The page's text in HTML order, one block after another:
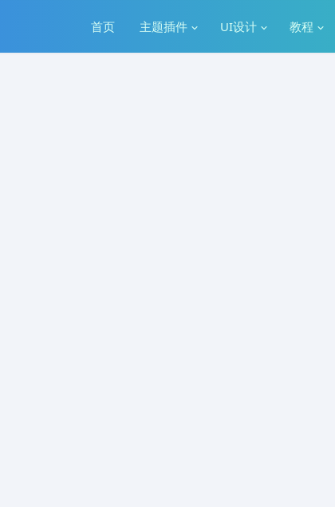
首页 主题插件 UI设计 教程